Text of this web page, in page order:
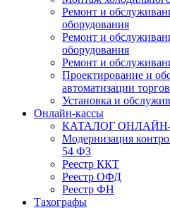
Ремонт и
оборудования
Ремонт и
оборудования
Ремонт и
Проектирование и
автоматизации
Установка и
Онлайн-кассы
КАТАЛОГ
Модернизация
54 ФЗ
Реестр ККТ
Реестр ОФД
Реестр ФН
Тахографы